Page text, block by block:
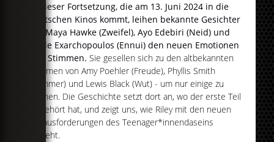
In dieser Fortsetzung, die am 13. Juni 2024 in die
deutschen Kinos kommt, leihen bekannte Gesichter
wie Maya Hawke (Zweifel), Ayo Edebiri (Neid) und
Adèle Exarchopoulos (Ennui) den neuen Emotionen
ihre Stimmen. Sie gesellen sich zu den altbekannten
Stimmen von Amy Poehler (Freude), Phyllis Smith
(Kummer) und Lewis Black (Wut) - um nur einige zu
nennen. Die Geschichte setzt dort an, wo der erste Teil
aufgehört hat, und zeigt uns, wie Riley mit den neuen
Herausforderungen des Teenager*innendaseins
umgeht.